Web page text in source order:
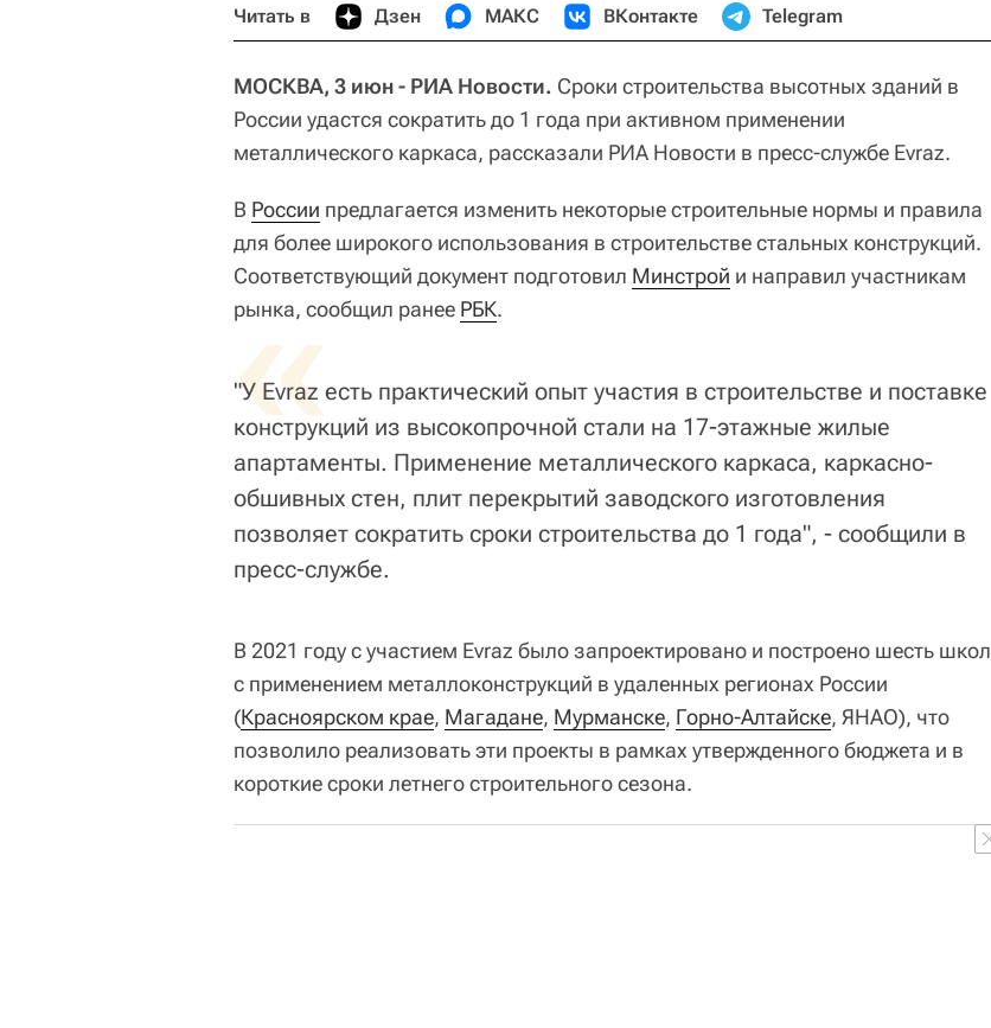
Читать в Дзен МАКС ВКонтакте Telegram
МОСКВА, 3 июн - РИА Новости. Сроки строительства высотных зданий в
России удастся сократить до 1 года при активном применении
металлического каркаса, рассказали РИА Новости в пресс-службе Evraz.
В России предлагается изменить некоторые строительные нормы и правила
для более широкого использования в строительстве стальных конструкций.
Соответствующий документ подготовил Минстрой и направил участникам
рынка, сообщил ранее РБК.
«
"У Evraz есть практический опыт участия в строительстве и поставке
конструкций из высокопрочной стали на 17-этажные жилые
апартаменты. Применение металлического каркаса, каркасно-
обшивных стен, плит перекрытий заводского изготовления
позволяет сократить сроки строительства до 1 года", - сообщили в
пресс-службе.
В 2021 году с участием Evraz было запроектировано и построено шесть школ
с применением металлоконструкций в удаленных регионах России
(Красноярском крае, Магадане, Мурманске, Горно-Алтайске, ЯНАО), что
позволило реализовать эти проекты в рамках утвержденного бюджета и в
короткие сроки летнего строительного сезона.